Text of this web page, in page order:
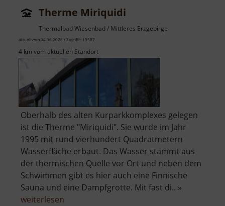
Therme Miriquidi
Thermalbad Wiesenbad / Mittleres Erzgebirge
aktuell vom 04.06.2026 / Zugriffe: 13587
4 km vom aktuellen Standort
Oberhalb des alten Kurparkkomplexes gelegen
ist die Therme "Miriquidi". Sie wurde im Jahr
1995 mit rund vierhundert Quadratmetern
Wasserfläche erbaut. Das Wasser stammt aus
der thermischen Quelle vor Ort und neben dem
Schwimmen gibt es hier auch eine Finnische
Sauna und eine Dampfgrotte. Mit fast di.. »
weiterlesen